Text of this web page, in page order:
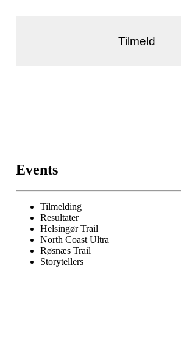
Tilmeld
Events
Tilmelding
Resultater
Helsingør Trail
North Coast Ultra
Røsnæs Trail
Storytellers